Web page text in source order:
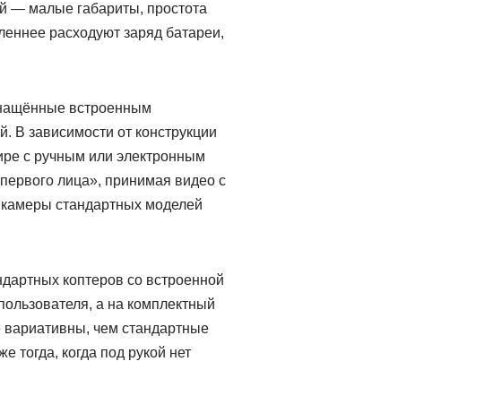
— малые габариты, простота
расходуют заряд батареи,
встроенным
В зависимости от конструкции
с ручным или электронным
лица», принимая видео с
стандартных моделей
коптеров со встроенной
а на комплектный
чем стандартные
тогда, когда под рукой нет